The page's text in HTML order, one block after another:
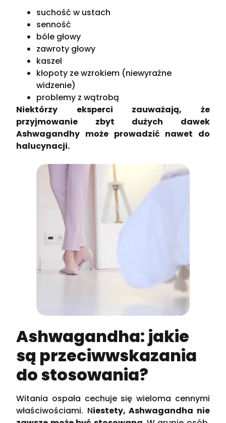
suchość w ustach
senność
bóle głowy
zawroty głowy
kaszel
kłopoty ze wzrokiem (niewyraźne
widzenie)
problemy z wątrobą
Niektórzy eksperci zauważają, że
przyjmowanie zbyt dużych dawek
Ashwagandhy może prowadzić nawet do
halucynacji.
Ashwagandha: jakie
są przeciwwskazania
do stosowania?
Witania ospała cechuje się wieloma cennymi
właściwościami. Niestety, Ashwagandha nie